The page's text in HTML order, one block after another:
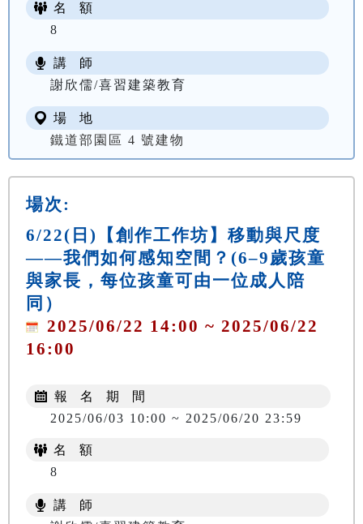
名 額
8
講 師
謝欣儒/喜習建築教育
場 地
鐵道部園區 4 號建物
場次:
6/22(日)【創作工作坊】移動與尺度
——我們如何感知空間？(6–9歲孩童
與家長，每位孩童可由一位成人陪
同）
2025/06/22 14:00 ~ 2025/06/22
16:00
報 名 期 間
2025/06/03 10:00 ~ 2025/06/20 23:59
名 額
8
講 師